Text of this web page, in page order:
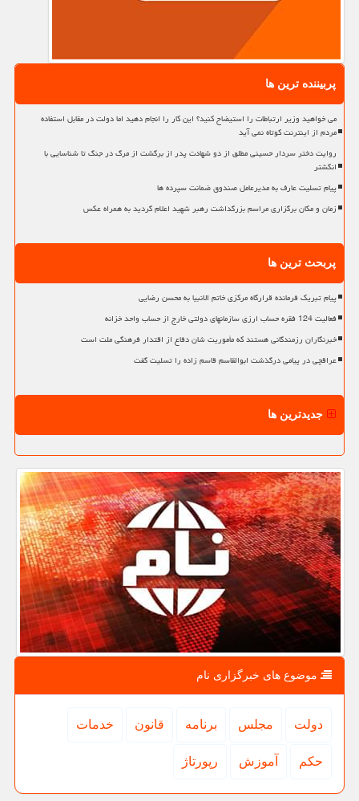
پربیننده ترین ها
می خواهید وزیر ارتباطات را استیضاح کنید؟ این کار را انجام دهید اما دولت در مقابل استفاده
مردم از اینترنت کوتاه نمی آید
روایت دختر سردار حسینی مطلق از دو شهادت پدر از برگشت از مرگ در جنگ تا شناسایی با
انگشتر
پیام تسلیت عارف به مدیرعامل صندوق ضمانت سپرده ها
زمان و مکان برگزاری مراسم بزرگداشت رهبر شهید اعلام گردید به همراه عکس
پربحث ترین ها
پیام تبریک فرمانده قرارگاه مرکزی خاتم الانبیا به محسن رضایی
فعالیت 124 فقره حساب ارزی سازمانهای دولتی خارج از حساب واحد خزانه
خبرنگاران رزمندگانی هستند که مأموریت شان دفاع از اقتدار فرهنگی ملت است
عراقچی در پیامی درگذشت ابوالقاسم قاسم زاده را تسلیت گفت
جدیدترین ها
موضوع های خبرگزاری نام
دولت مجلس برنامه قانون خدمات
حكم آموزش رپورتاژ